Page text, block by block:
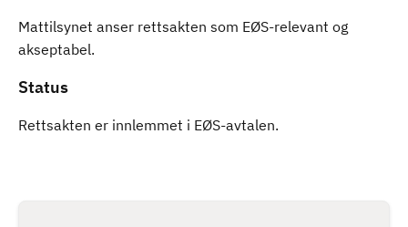
Mattilsynet anser rettsakten som EØS-relevant og
akseptabel.
Status
Rettsakten er innlemmet i EØS-avtalen.